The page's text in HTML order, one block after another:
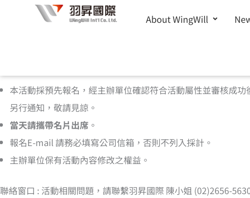
About WingWill
[cf7form
本活動採預先報名，經主辦單位確認符合活動屬性並審核成
另行通知，敬請見諒。
當天請攜帶名片出席 。
報名E-mail 請務必填寫公司信箱，否則不列入採計。
主辦單位保有活動內容修改之權益。
聯絡窗口 : 活動相關問題，請聯繫羽昇國際 陳小姐 (02)2656-